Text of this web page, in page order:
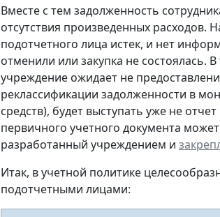
Вместе с тем задолженность
отсутствия произведенных расходов.
подотчетного лица истек, и нет
отменили или закупка не состоялась.
учреждение ожидает не
реклассификации задолженности в
средств), будет выступать уже не
первичного учетного документа может
разработанный учреждением и
Итак, в учетной политике
подотчетными лицами: